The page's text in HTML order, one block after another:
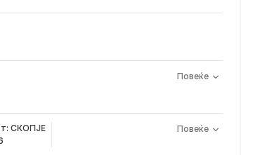
Повеќе
СКОПЈЕ
Повеќе
е периодот од моментот кога е направена
за верификација што го добивате